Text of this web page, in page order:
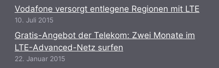
Vodafone versorgt entlegene Regionen mit LTE
10. Juli 2015
Gratis-Angebot der Telekom: Zwei Monate im
LTE-Advanced-Netz surfen
22. Januar 2015